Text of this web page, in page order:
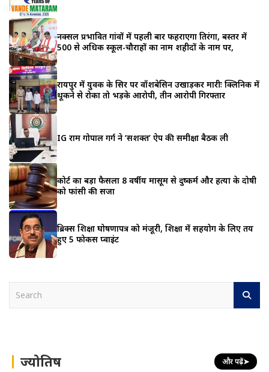
नक्सल प्रभावित गांवों में पहली बार फहराएगा तिरंगा, बस्तर में
500 से अधिक स्कूल-चौराहों का नाम शहीदों के नाम पर,
रायपुर में युवक के सिर पर वॉशबेसिन उखाड़कर मारीः क्लिनिक में
थूकने से रोका तो भड़के आरोपी, तीन आरोपी गिरफ्तार
IG राम गोपाल गर्ग ने ‘सशक्त’ ऐप की समीक्षा बैठक ली
कोर्ट का बड़ा फैसला 8 वर्षीय मासूम से दुष्कर्म और हत्या के दोषी
को फांसी की सजा
ब्रिक्स शिक्षा घोषणापत्र को मंजूरी, शिक्षा में सहयोग के लिए तय
हुए 5 फोकस प्वाइंट
h ज्योतिष और पढ़ें➤